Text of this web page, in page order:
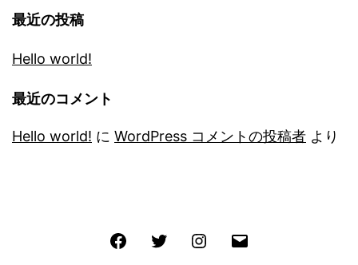
最近の投稿
Hello world!
最近のコメント
Hello world! に WordPress コメントの投稿者 より
FacebookTwitter Instagram